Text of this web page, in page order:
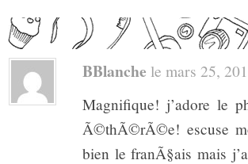
BBlanche le mars 25,
Magnifique! j’adore le
Ã©thÃ©rÃ©e! escuse
bien le franÃ§ais mais